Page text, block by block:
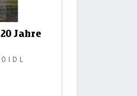
Jahre